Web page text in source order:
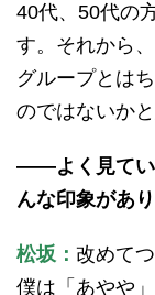
40代、50代の
す。それから
グループとは
のではないか
——よく見てい
んな印象があ
松坂： 改めてつ
僕は「あやや